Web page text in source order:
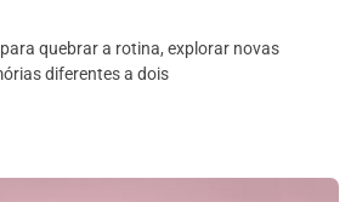
quebrar a rotina, explorar novas
diferentes a dois